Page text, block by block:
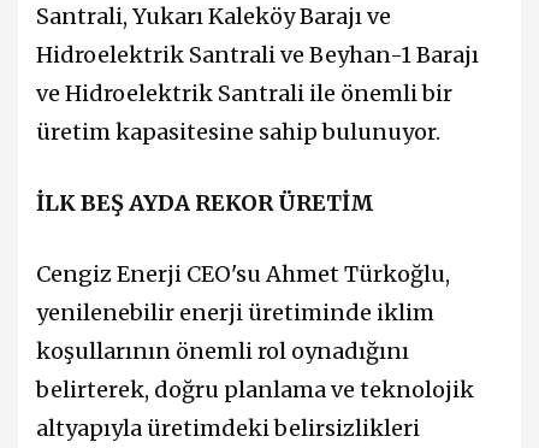
Santrali, Yukarı Kaleköy Barajı ve
Hidroelektrik Santrali ve Beyhan-1 Barajı
ve Hidroelektrik Santrali ile önemli bir
üretim kapasitesine sahip bulunuyor.
İLK BEŞ AYDA REKOR ÜRETİM
Cengiz Enerji CEO'su Ahmet Türkoğlu,
yenilenebilir enerji üretiminde iklim
koşullarının önemli rol oynadığını
belirterek, doğru planlama ve teknolojik
altyapıyla üretimdeki belirsizlikleri